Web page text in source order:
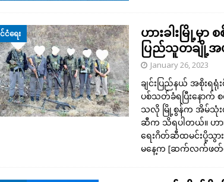
ငံရေး
ဟားခါးမြို့မှာ
ပြည်သူတချို့အ
January 26, 2023
ချင်းပြည်နယ် အစိုးရရုံ
ပစ်သတ်ခံရပြီးနောက်
သလို မြို့စွန်က အိမ်သုံ
ဆီက သိရပါတယ်။ ဟာ
ရေးဂိတ်ဆီထမင်းပို့သွာ
မနေ့က [ဆက်လက်ဖတ်